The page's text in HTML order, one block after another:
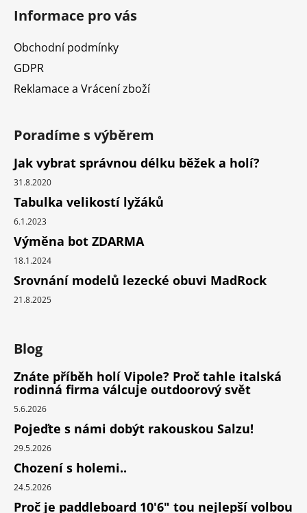
Informace pro vás
Obchodní podmínky
GDPR
Reklamace a Vrácení zboží
Poradíme s výběrem
Jak vybrat správnou délku běžek a holí?
31.8.2020
Tabulka velikostí lyžáků
6.1.2023
Výměna bot ZDARMA
18.1.2024
Srovnání modelů lezecké obuvi MadRock
21.8.2025
Blog
Znáte příběh holí Vipole? Proč tahle italská
rodinná firma válcuje outdoorový svět
5.6.2026
Pojeďte s námi dobýt rakouskou Salzu!
29.5.2026
Chození s holemi..
24.5.2026
Proč je paddleboard 10'6" tou nejlepší volbou